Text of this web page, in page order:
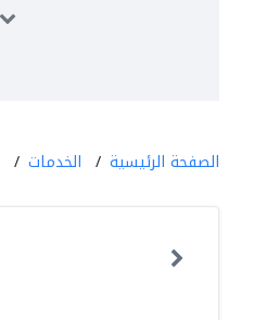
الصفحة الرئيسية الخدمات